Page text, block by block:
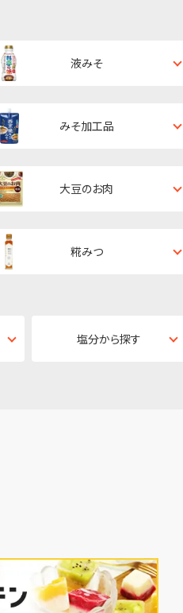
液みそ
みそ加工品
大豆のお肉
糀みつ
塩分から探す